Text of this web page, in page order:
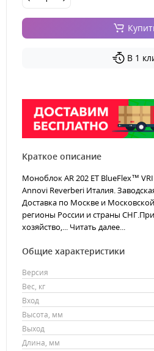
В 1
Краткое описание
Моноблок AR 202 ET BlueFlex™
Annovi Reverberi Италия.
Доставка по Москве и
регионы России и страны
хозяйство,... Читать далее...
Общие характеристики
Версия
Вес, кг
Вход
Высота, мм
Выход
Длина, мм